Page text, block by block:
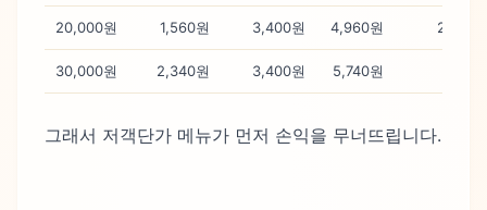
20,000원 1,560원 3,400원 4,960원 24.8%
30,000원 2,340원 3,400원 5,740원
그래서 저객단가 메뉴가 먼저 손익을 무너뜨립니다.